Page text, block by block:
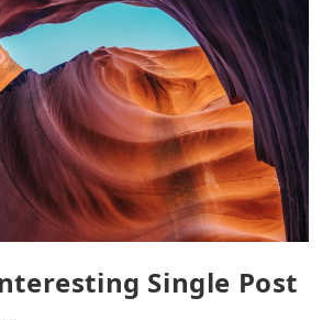
Single Post